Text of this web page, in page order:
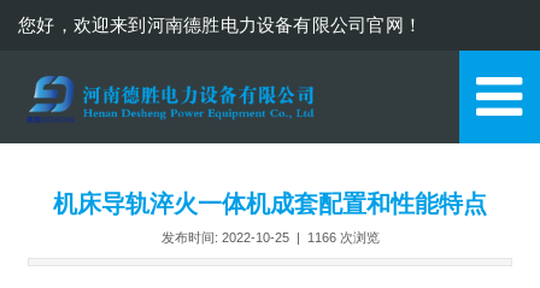
您好，欢迎来到河南德胜电力设备有限公司官网！
13937110571
机床导轨淬火一体机成套配置和性能特点
发布时间: 2022-10-25 | 1166次浏览